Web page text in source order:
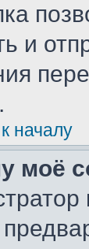
и
началу
моё